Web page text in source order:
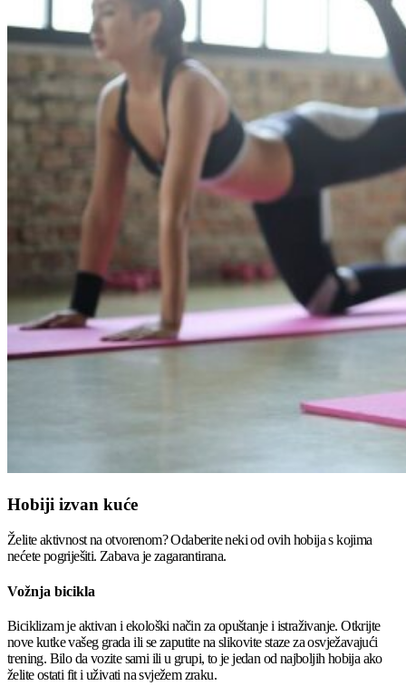
Hobiji izvan kuće
Želite aktivnost na otvorenom? Odaberite neki od ovih hobija s kojima
nećete pogriješiti. Zabava je zagarantirana.
Vožnja bicikla
Biciklizam je aktivan i ekološki način za opuštanje i istraživanje. Otkrijte
nove kutke vašeg grada ili se zaputite na slikovite staze za osvježavajući
trening. Bilo da vozite sami ili u grupi, to je jedan od najboljih hobija ako
želite ostati fit i uživati na svježem zraku.